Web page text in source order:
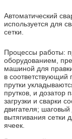
Автоматический
используется для
сетки.
Процессы работы:
оборудованием,
машиной для
в соответствующий
прутки
прутков, и дозатор
загрузки и сварки
двигателя;
вытягивания сетки
ячеек.